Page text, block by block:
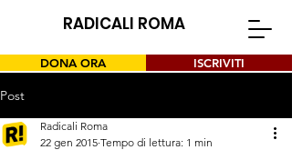
RADICALI ROMA
DONA ORA ISCRIVITI
Post
Radicali Roma
22 gen 2015 Tempo di lettura: 1 min